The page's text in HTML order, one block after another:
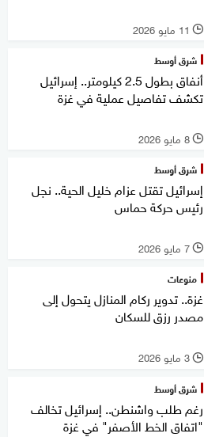
l 11 مايو 2026
شرق أوسط
أنفاق بطول 2.5 كيلومتر.. إسرائيل
تكشف تفاصيل عملية في غزة
l 8 مايو 2026
شرق أوسط
إسرائيل تقتل عزام خليل الحية.. نجل
رئيس حركة حماس
l 7 مايو 2026
منوعات
غزة.. تدوير ركام المنازل يتحول إلى
مصدر رزق للسكان
l 3 مايو 2026
شرق أوسط
رغم طلب واشنطن.. إسرائيل تخالف
"اتفاق الخط الأصفر" في غزة